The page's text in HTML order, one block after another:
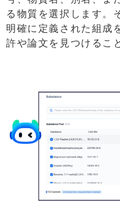
る物質を選択します。
明確に定義された組成
許や論文を見つけるこ